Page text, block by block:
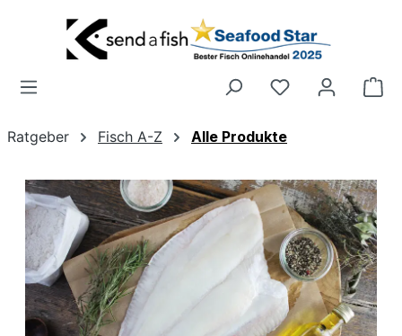
Zum Hauptinhalt springen
Ratgeber Fisch A-Z Alle Produkte